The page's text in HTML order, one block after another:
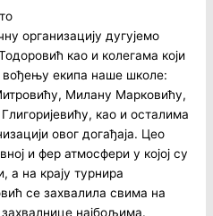
организацију дугујемо
као и колегама који
екипа наше школе:
Милану Марковићу,
као и осталима
овог догађаја. Цео
и фер атмосфери у којој су
а на крају турнира
се захвалила свима на
најбољима.